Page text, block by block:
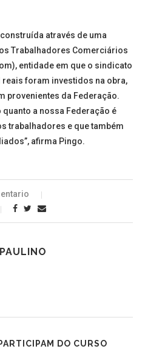
através de uma
Trabalhadores Comerciários
entidade em que o sindicato
reais foram investidos na obra,
provenientes da Federação.
a nossa Federação é
trabalhadores e que também
afirma Pingo.
DO CURSO